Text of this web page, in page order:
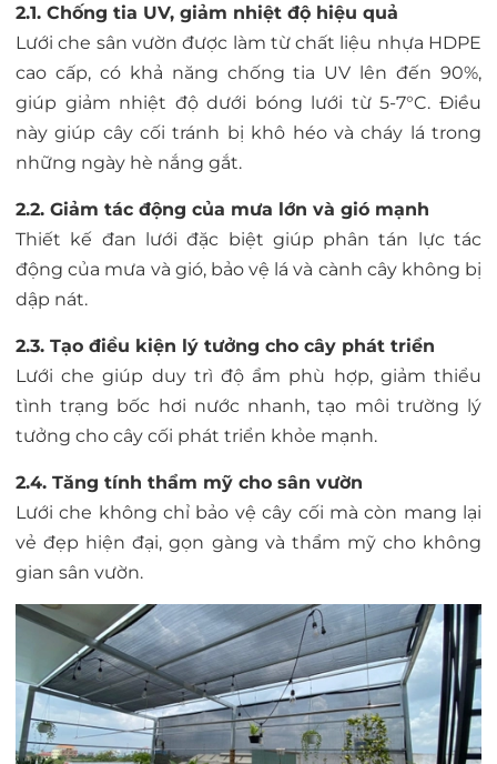
2.1. Chống tia UV, giảm nhiệt độ hiệu quả
Lưới che sân vườn được làm từ chất liệu nhựa HDPE
cao cấp, có khả năng chống tia UV lên đến 90%,
giúp giảm nhiệt độ dưới bóng lưới từ 5-7°C. Điều
này giúp cây cối tránh bị khô héo và cháy lá trong
những ngày hè nắng gắt.
2.2. Giảm tác động của mưa lớn và gió mạnh
Thiết kế đan lưới đặc biệt giúp phân tán lực tác
động của mưa và gió, bảo vệ lá và cành cây không bị
dập nát.
2.3. Tạo điều kiện lý tưởng cho cây phát triển
Lưới che giúp duy trì độ ẩm phù hợp, giảm thiểu
tình trạng bốc hơi nước nhanh, tạo môi trường lý
tưởng cho cây cối phát triển khỏe mạnh.
2.4. Tăng tính thẩm mỹ cho sân vườn
Lưới che không chỉ bảo vệ cây cối mà còn mang lại
vẻ đẹp hiện đại, gọn gàng và thẩm mỹ cho không
gian sân vườn.